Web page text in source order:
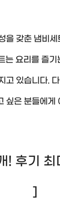
을 갖춘 냄비
는 요리를 즐기
고 있습니다.
싶은 분들에게
! 후기 최
]